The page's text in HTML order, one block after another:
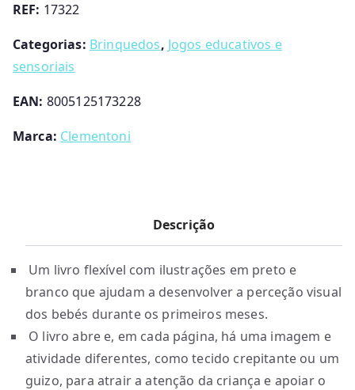
REF: 17322
Categorias: Brinquedos, Jogos educativos e
sensoriais
EAN: 8005125173228
Marca: Clementoni
Descrição
Um livro flexível com ilustrações em preto e
branco que ajudam a desenvolver a perceção visual
dos bebés durante os primeiros meses.
O livro abre e, em cada página, há uma imagem e
atividade diferentes, como tecido crepitante ou um
guizo, para atrair a atenção da criança e apoiar o